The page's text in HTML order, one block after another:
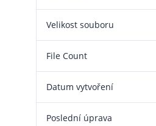
Velikost souboru
File Count
Datum vytvoření
Poslední úprava